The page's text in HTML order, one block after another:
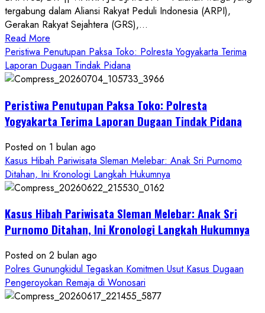
tergabung dalam Aliansi Rakyat Peduli Indonesia (ARPI),
Gerakan Rakyat Sejahtera (GRS),...
Read More
more
about
Kasus
Anak
di
Aliansi
Janji
Kawal
Proses
Sampai
Tuntas
Peristiwa Penutupan Paksa Toko: Polresta Yogyakarta Terima
Laporan Dugaan Tindak Pidana
Peristiwa Penutupan Paksa Toko: Polresta
Yogyakarta Terima Laporan Dugaan Tindak Pidana
Posted on 1 bulan ago
Kasus Hibah Pariwisata Sleman Melebar: Anak Sri Purnomo
Ditahan, Ini Kronologi Langkah Hukumnya
Kasus Hibah Pariwisata Sleman Melebar: Anak Sri
Purnomo Ditahan, Ini Kronologi Langkah Hukumnya
Posted on 2 bulan ago
Polres Gunungkidul Tegaskan Komitmen Usut Kasus Dugaan
Pengeroyokan Remaja di Wonosari